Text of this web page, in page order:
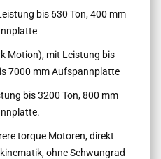
bis 630 Ton, 400 mm
Motion), mit Leistung bis
7000 mm Aufspannplatte
bis 3200 Ton, 800 mm
torque Motoren, direkt
ohne Schwungrad